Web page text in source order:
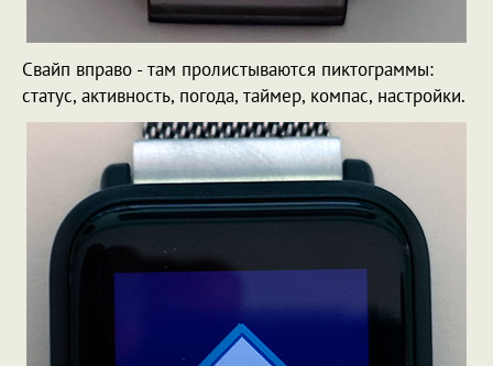
Свайп вправо - там пролистываются пиктограммы:
статус, активность, погода, таймер, компас, настройки.